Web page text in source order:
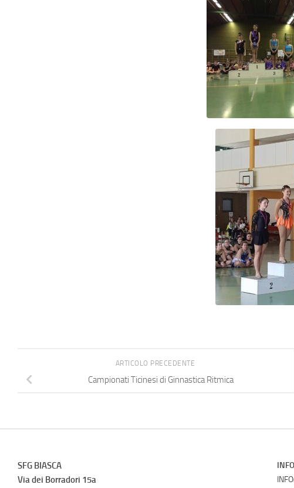
ARTICOLO PRECEDENTE
Campionati Ticinesi di Ginnastica Ritmica
SFG BIASCA
Via dei Borradori 15a
INFO